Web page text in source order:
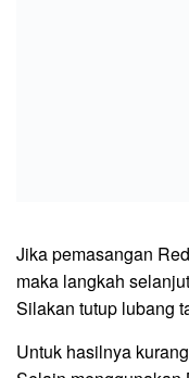
Jika pemasangan
maka langkah
Silakan tutup lubang
Untuk hasilnya